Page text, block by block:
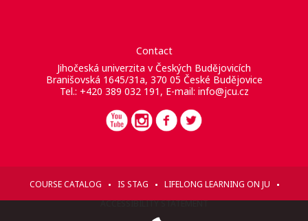
Contact
Jihočeská univerzita v Českých Budějovicích
Branišovská 1645/31a, 370 05 České Budějovice
Tel.: +420 389 032 191, E-mail: info@jcu.cz
COURSE CATALOG IS STAG
LIFELONG LEARNING ON JU
ACCESSIBILITY STATEMENT